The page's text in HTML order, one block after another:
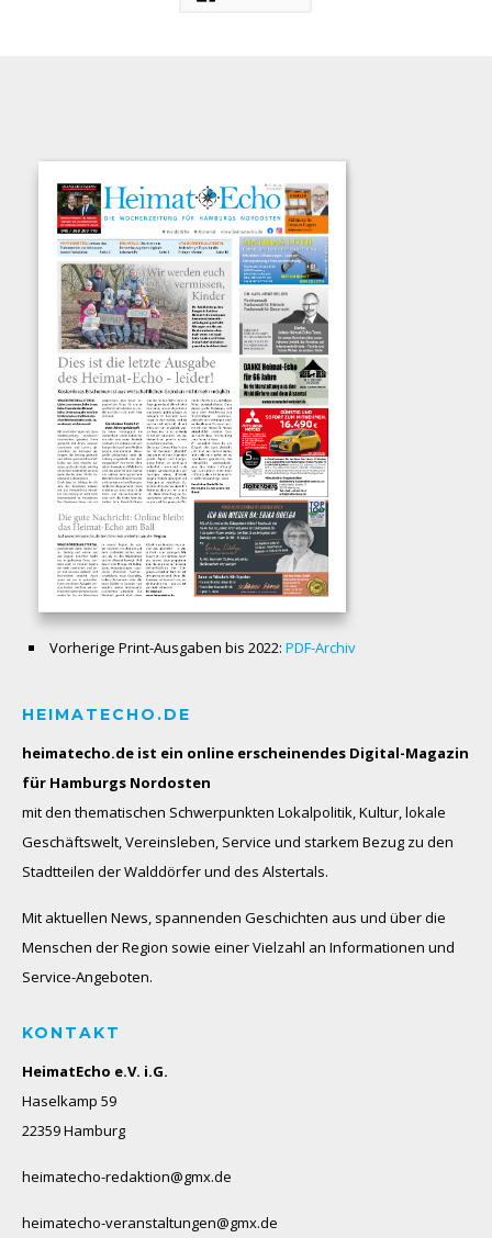
Vorherige Print-Ausgaben bis 2022: PDF-Archiv
HEIMATECHO.DE
heimatecho.de ist ein online erscheinendes Digital-Magazin
für Hamburgs Nordosten
mit den thematischen Schwerpunkten Lokalpolitik, Kultur, lokale
Geschäftswelt, Vereinsleben, Service und starkem Bezug zu den
Stadtteilen der Walddörfer und des Alstertals.
Mit aktuellen News, spannenden Geschichten aus und über die
Menschen der Region sowie einer Vielzahl an Informationen und
Service-Angeboten.
KONTAKT
HeimatEcho e.V. i.G.
Haselkamp 59
22359 Hamburg
heimatecho-redaktion@gmx.de
heimatecho-veranstaltungen@gmx.de